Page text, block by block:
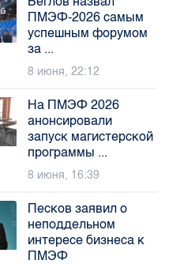
ПМЭФ-2026 самым
успешным форумом
за ...
8 июня, 22:12
На ПМЭФ 2026
анонсировали
запуск магистерской
программы ...
8 июня, 16:39
Песков заявил о
неподдельном
интересе бизнеса к
ПМЭФ